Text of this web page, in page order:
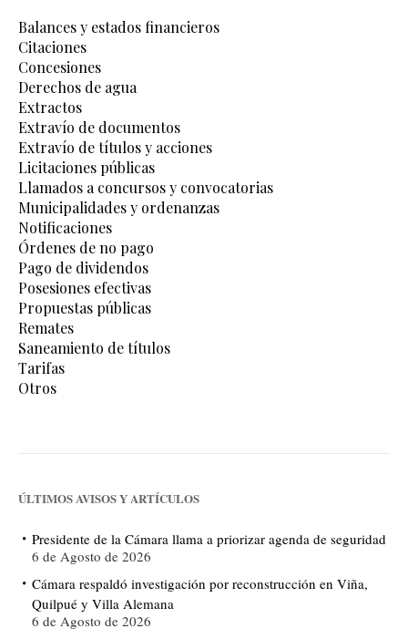
Balances y estados financieros
Citaciones
Concesiones
Derechos de agua
Extractos
Extravío de documentos
Extravío de títulos y acciones
Licitaciones públicas
Llamados a concursos y convocatorias
Municipalidades y ordenanzas
Notificaciones
Órdenes de no pago
Pago de dividendos
Posesiones efectivas
Propuestas públicas
Remates
Saneamiento de títulos
Tarifas
Otros
ÚLTIMOS AVISOS Y ARTÍCULOS
Presidente de la Cámara llama a priorizar agenda de seguridad
6 de Agosto de 2026
Cámara respaldó investigación por reconstrucción en Viña,
Quilpué y Villa Alemana
6 de Agosto de 2026